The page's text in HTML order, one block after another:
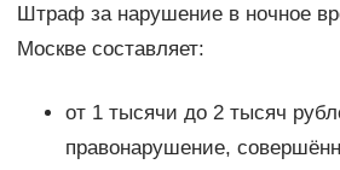
Штраф за нарушение в ночное
Москве составляет:
от 1 тысячи до 2 тысяч
правонарушение,